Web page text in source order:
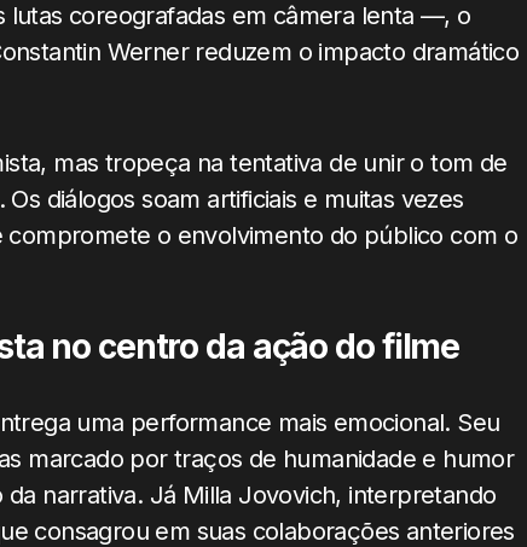
coreografadas em câmera lenta —, o
Werner reduzem o impacto dramático
mas tropeça na tentativa de unir o tom de
diálogos soam artificiais e muitas vezes
o envolvimento do público com o
no centro da ação do filme
uma performance mais emocional. Seu
marcado por traços de humanidade e humor
narrativa. Já Milla Jovovich, interpretando
consagrou em suas colaborações anteriores